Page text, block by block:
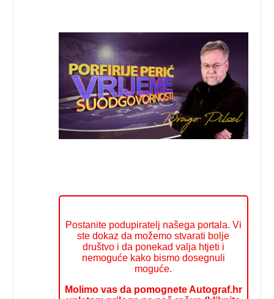
Postanite podupiratelj našega portala. Vi
ste dokaz da možemo stvarati bolje
društvo i da ponekad valja htjeti i
nemoguće kako bismo dosegnuli
moguće.
Molimo vas da pomognete Autograf.hr